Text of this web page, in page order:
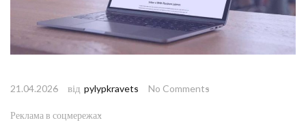
21.04.2026 від pylypkravets No Comments
Реклама в соцмережах